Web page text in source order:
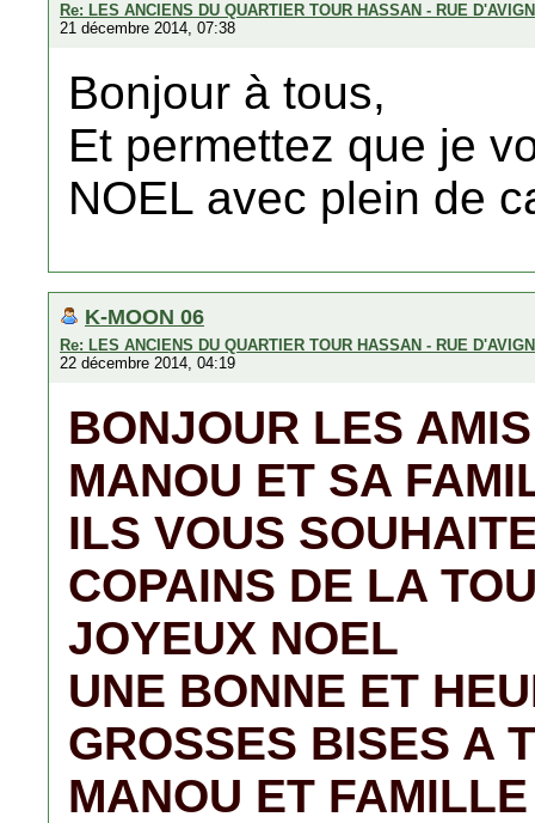
Re: LES ANCIENS DU QUARTIER TOUR HASSAN - RUE
21 décembre 2014, 07:38
Bonjour à tous,
Et permettez que je
NOEL avec plein de
K-MOON 06
Re: LES ANCIENS DU QUARTIER TOUR HASSAN - RUE
22 décembre 2014, 04:19
BONJOUR LES
MANOU ET SA
ILS VOUS
COPAINS DE LA
JOYEUX NOEL
UNE BONNE ET
GROSSES BISES A
MANOU ET FAMILLE